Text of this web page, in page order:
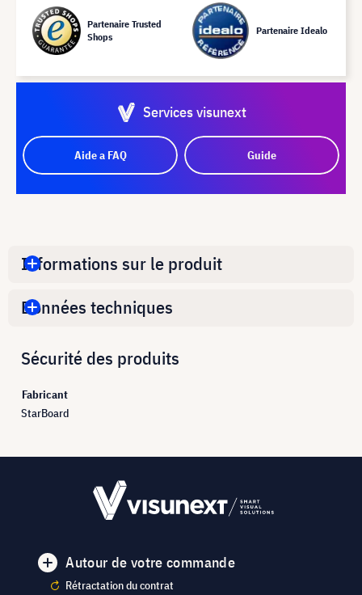
Partenaire Trusted
Shops
Partenaire Idealo
Services visunext
Aide a FAQ Guide
Informations sur le produit
Données techniques
Sécurité des produits
Fabricant
StarBoard
Autour de votre commande
Rétractation du contrat